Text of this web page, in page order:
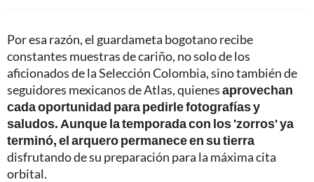
Por esa razón, el guardameta bogotano recibe
constantes muestras de cariño, no solo de los
aficionados de la Selección Colombia, sino también de
seguidores mexicanos de Atlas, quienesaprovechan
cada oportunidad para pedirle fotografías y
saludos. Aunque la temporada con los 'zorros' ya
terminó, el arquero permanece en su tierra
disfrutando de su preparación para la máxima cita
orbital.